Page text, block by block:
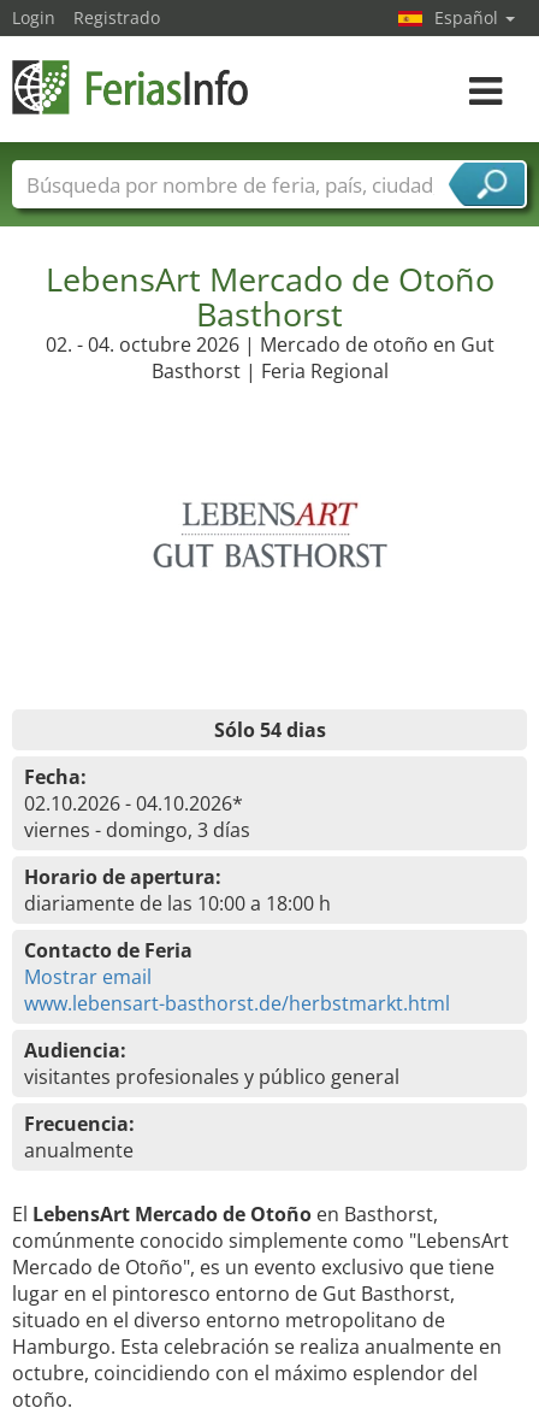
LebensArt Mercado de Otoño
Basthorst
02. - 04. octubre 2026 | Mercado de otoño en Gut
Basthorst | Feria Regional
Sólo 54 dias
Fecha:
02.10.2026 - 04.10.2026*
viernes - domingo, 3 días
Horario de apertura:
diariamente de las 10:00 a 18:00 h
Contacto de Feria
Mostrar email
www.lebensart-basthorst.de/herbstmarkt.html
Audiencia:
visitantes profesionales y público general
Frecuencia:
anualmente
El LebensArt Mercado de Otoño en Basthorst,
comúnmente conocido simplemente como "LebensArt
Mercado de Otoño", es un evento exclusivo que tiene
lugar en el pintoresco entorno de Gut Basthorst,
situado en el diverso entorno metropolitano de
Hamburgo. Esta celebración se realiza anualmente en
octubre, coincidiendo con el máximo esplendor del
otoño.
Login Registrado Español
toggle
Nombres de ferias Países
Ciudades
Sectores de proveedor de servicios